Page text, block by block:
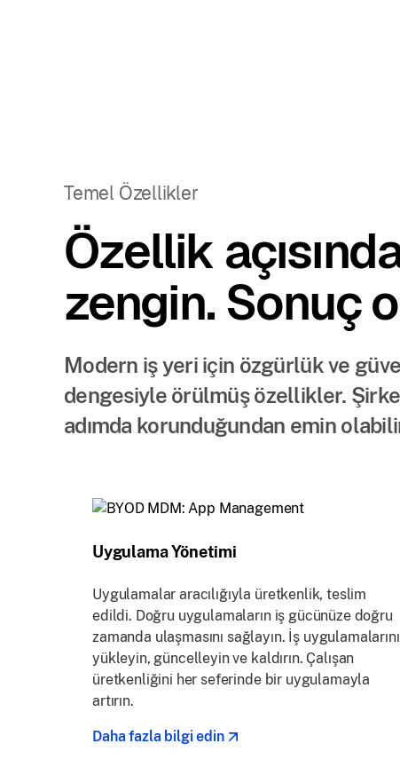
Temel Özellikler
Özellik
zengin. Sonuç
Modern iş yeri için özgürlük ve
dengesiyle örülmüş özellikler.
adımda korunduğundan emin
Uygulama Yönetimi
Uygulamalar aracılığıyla üretkenlik, teslim
edildi. Doğru uygulamaların iş gücünüze doğru
zamanda ulaşmasını sağlayın. İş uygulamalarını
yükleyin, güncelleyin ve kaldırın. Çalışan
üretkenliğini her seferinde bir uygulamayla
artırın.
Daha fazla bilgi edin